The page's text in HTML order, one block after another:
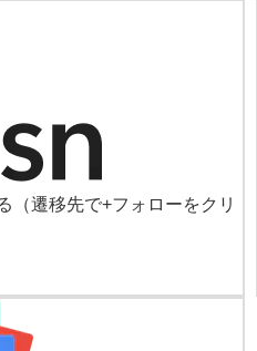
（遷移先で+フォローをクリ